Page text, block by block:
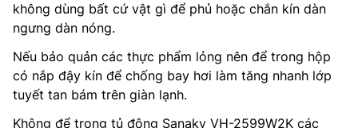
không dùng bất cứ vật gì để phủ hoặc chắn kín dàn
ngưng dàn nóng.
Nếu bảo quản các thực phẩm lỏng nên để trong hộp
có nắp đậy kín để chống bay hơi làm tăng nhanh lớp
tuyết tan bám trên giàn lạnh.
Không để trong tủ đông Sanaky VH-2599W2K các